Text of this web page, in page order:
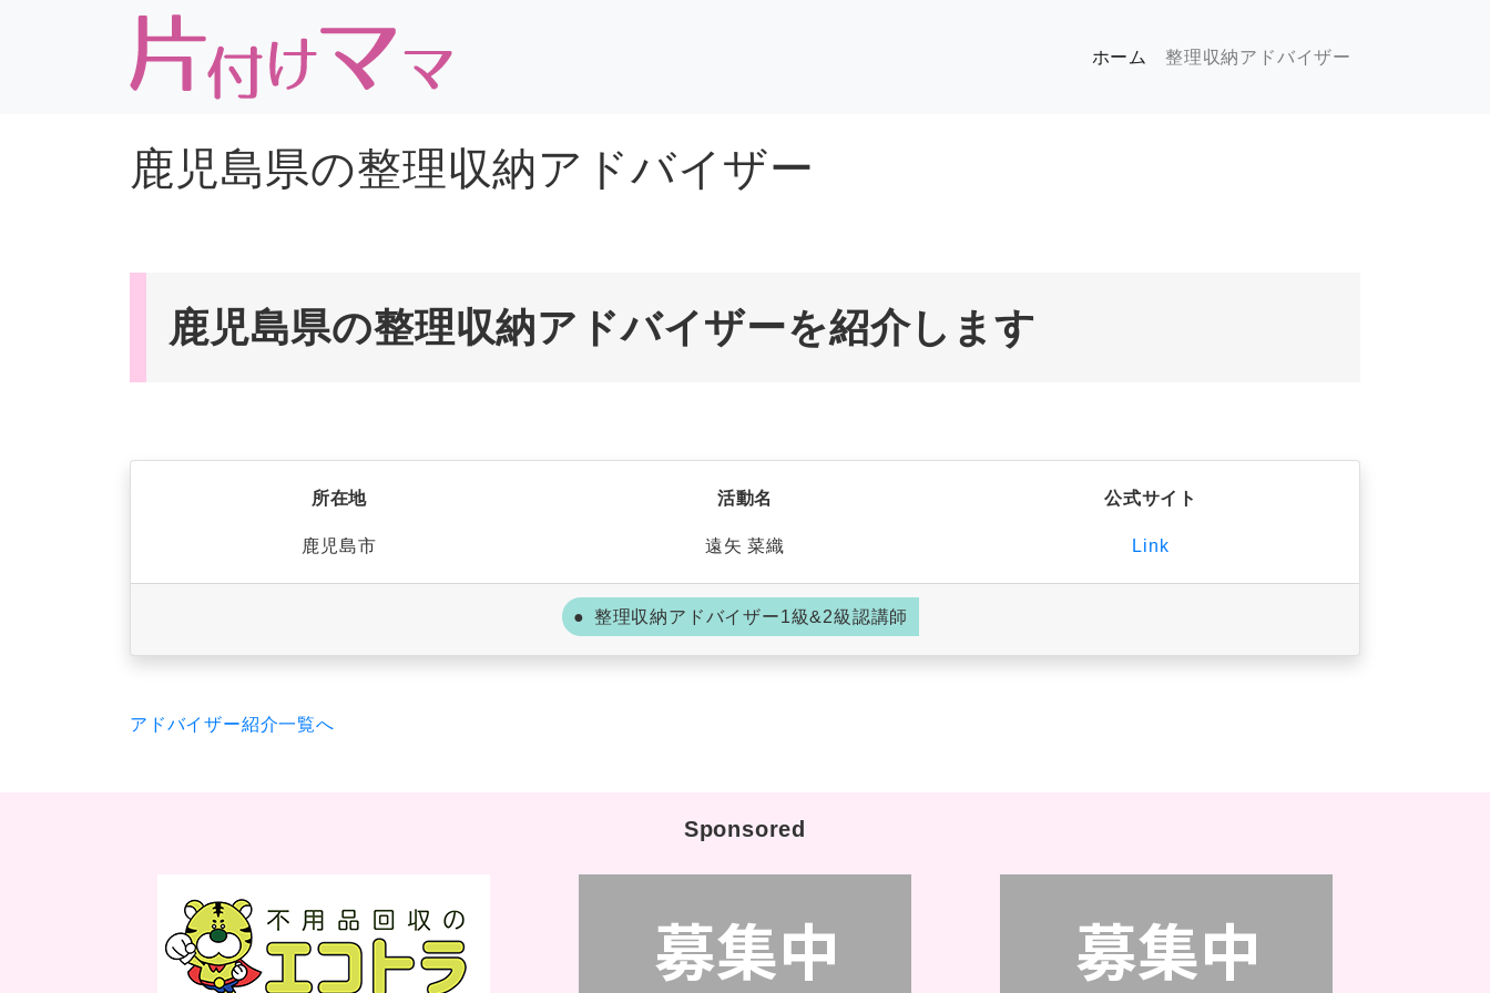
ホーム (現位置)
整理収納アドバイザー
鹿児島県の整理収納アドバイザー
鹿児島県の整理収納アドバイザーを紹介します
所在地
鹿児島市
活動名
遠矢 菜織
公式サイト
Link
整理収納アドバイザー1級&2級認講師
アドバイザー紹介一覧へ
Sponsored